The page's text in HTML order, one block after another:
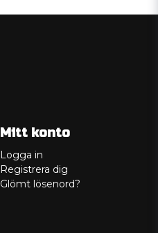
Mitt konto
Logga in
Registrera dig
Glömt lösenord?